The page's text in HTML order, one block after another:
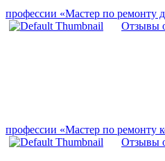
профессии «Мастер по ремонту
Отзывы
профессии «Мастер по ремонту
Отзывы